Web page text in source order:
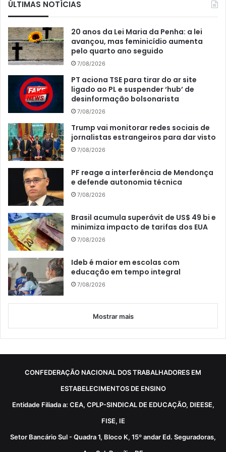
ÚLTIMAS NOTÍCIAS
20 anos da Lei Maria da Penha: a lei
avançou, mas feminicídio aumenta
pelo quarto ano seguido
7/08/2026
PT aciona TSE para tirar do ar site
ligado ao PL e suspender ‘hub’ de
desinformação bolsonarista
7/08/2026
Trump vai monitorar redes sociais de
jornalistas estrangeiros para dar visto
7/08/2026
PF reage a interferência de Mendonça
e defende autonomia técnica
7/08/2026
Brasil acumula superávit de US$ 49 bi e
minimiza impacto de tarifas dos EUA
7/08/2026
Ideb é maior em escolas com
educação em tempo integral
7/08/2026
Mostrar mais
CONFEDERAÇÃO NACIONAL DOS TRABALHADORES EM
ESTABELECIMENTOS DE ENSINO
Entidade Filiada a: CEA, CPLP-SINDICAL DE EDUCAÇÃO, DIEESE,
FISE, IE
Setor Bancário Sul - Quadra 1, Bloco K, 15º andar Ed. Seguradoras,